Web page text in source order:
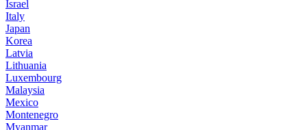
Israel
Italy
Japan
Korea
Latvia
Lithuania
Luxembourg
Malaysia
Mexico
Montenegro
Myanmar